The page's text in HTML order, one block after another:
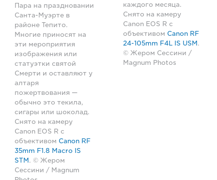
Пара на праздновании
Санта-Муэрте в
районе Тепито.
Многие приносят на
эти мероприятия
изображения или
статуэтки святой
Смерти и оставляют у
алтаря
пожертвования —
обычно это текила,
сигары или шоколад.
Снято на камеру
Canon EOS R с
объективом Canon RF
35mm F1.8 Macro IS
STM . © Жером
Сессини / Magnum
каждого месяца.
Снято на камеру
Canon EOS R с
объективом Canon RF
24-105mm F4L IS USM .
© Жером Сессини /
Magnum Photos